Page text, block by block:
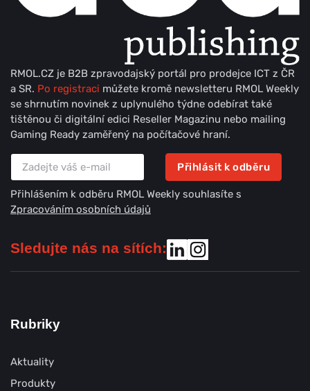
RMOL.CZ je B2B zpravodajský portál pro prodejce ICT z ČR
a SR. Po registraci můžete kromě newsletteru RMOL Weekly
se shrnutím novinek z uplynulého týdne odebírat také
tištěnou či digitální edici Reseller Magazinu nebo mailing
Gaming Ready zaměřený na počítačové hraní.
Přihlásit k odběru
Přihlášením k odběru RMOL Weekly souhlasíte s
Zpracováním osobních údajů
Sledujte nás na sítích:
Rubriky
Aktuality
Produkty